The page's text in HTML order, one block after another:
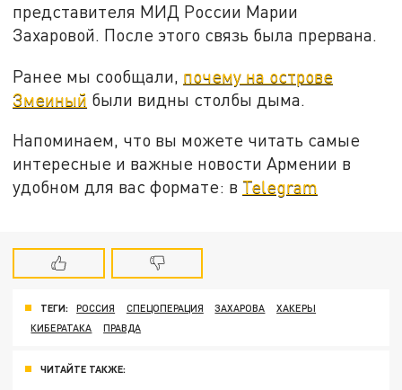
представителя МИД России Марии
Захаровой. После этого связь была прервана.
Ранее мы сообщали, почему на острове
Змеиный были видны столбы дыма.
Напоминаем, что вы можете читать самые
интересные и важные новости Армении в
удобном для вас формате: в Telegram
ТЕГИ: РОССИЯ СПЕЦОПЕРАЦИЯ ЗАХАРОВА
ХАКЕРЫ
КИБЕРАТАКА
ПРАВДА
ЧИТАЙТЕ ТАКЖЕ: